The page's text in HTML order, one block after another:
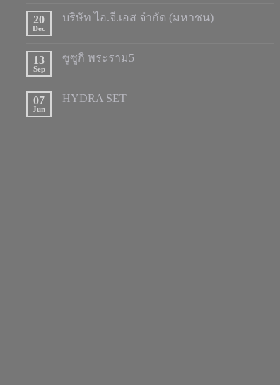
20
Dec
บริษัท ไอ.จี.เอส จำกัด (มหาชน)
13
Sep
ซูซูกิ พระราม5
07
Jun
HYDRA SET